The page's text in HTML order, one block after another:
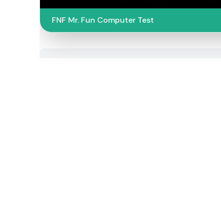
FNF Mr. Fun Computer Test